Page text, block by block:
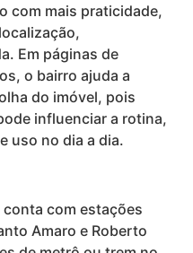
com mais praticidade,
Em páginas de
o bairro ajuda a
do imóvel, pois
influenciar a rotina,
uso no dia a dia.
conta com estações
Amaro e Roberto